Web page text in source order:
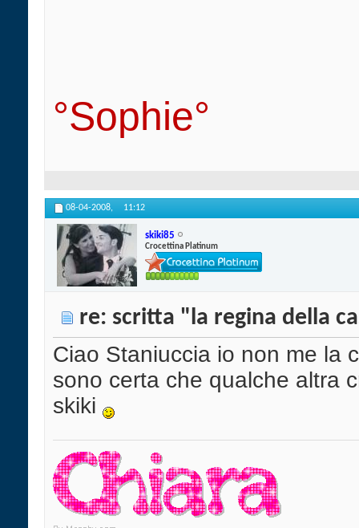
°Sophie°
08-04-2008, 11:12
skiki85
Crocettina Platinum
re: scritta "la regina della
Ciao Staniuccia io non me la
sono certa che qualche altra
skiki